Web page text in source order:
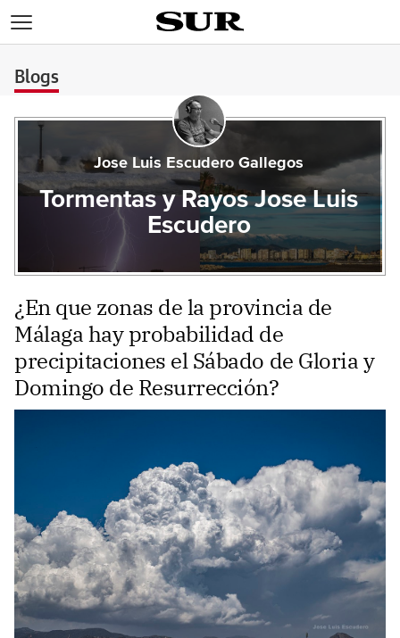
Blogs
Jose Luis Escudero Gallegos
Tormentas y Rayos Jose Luis
Escudero
¿En que zonas de la provincia de
Málaga hay probabilidad de
precipitaciones el Sábado de Gloria y
Domingo de Resurrección?